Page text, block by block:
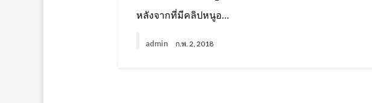
หลังจากที่มีคลิปหนูอ…
admin ก.พ. 2, 2018